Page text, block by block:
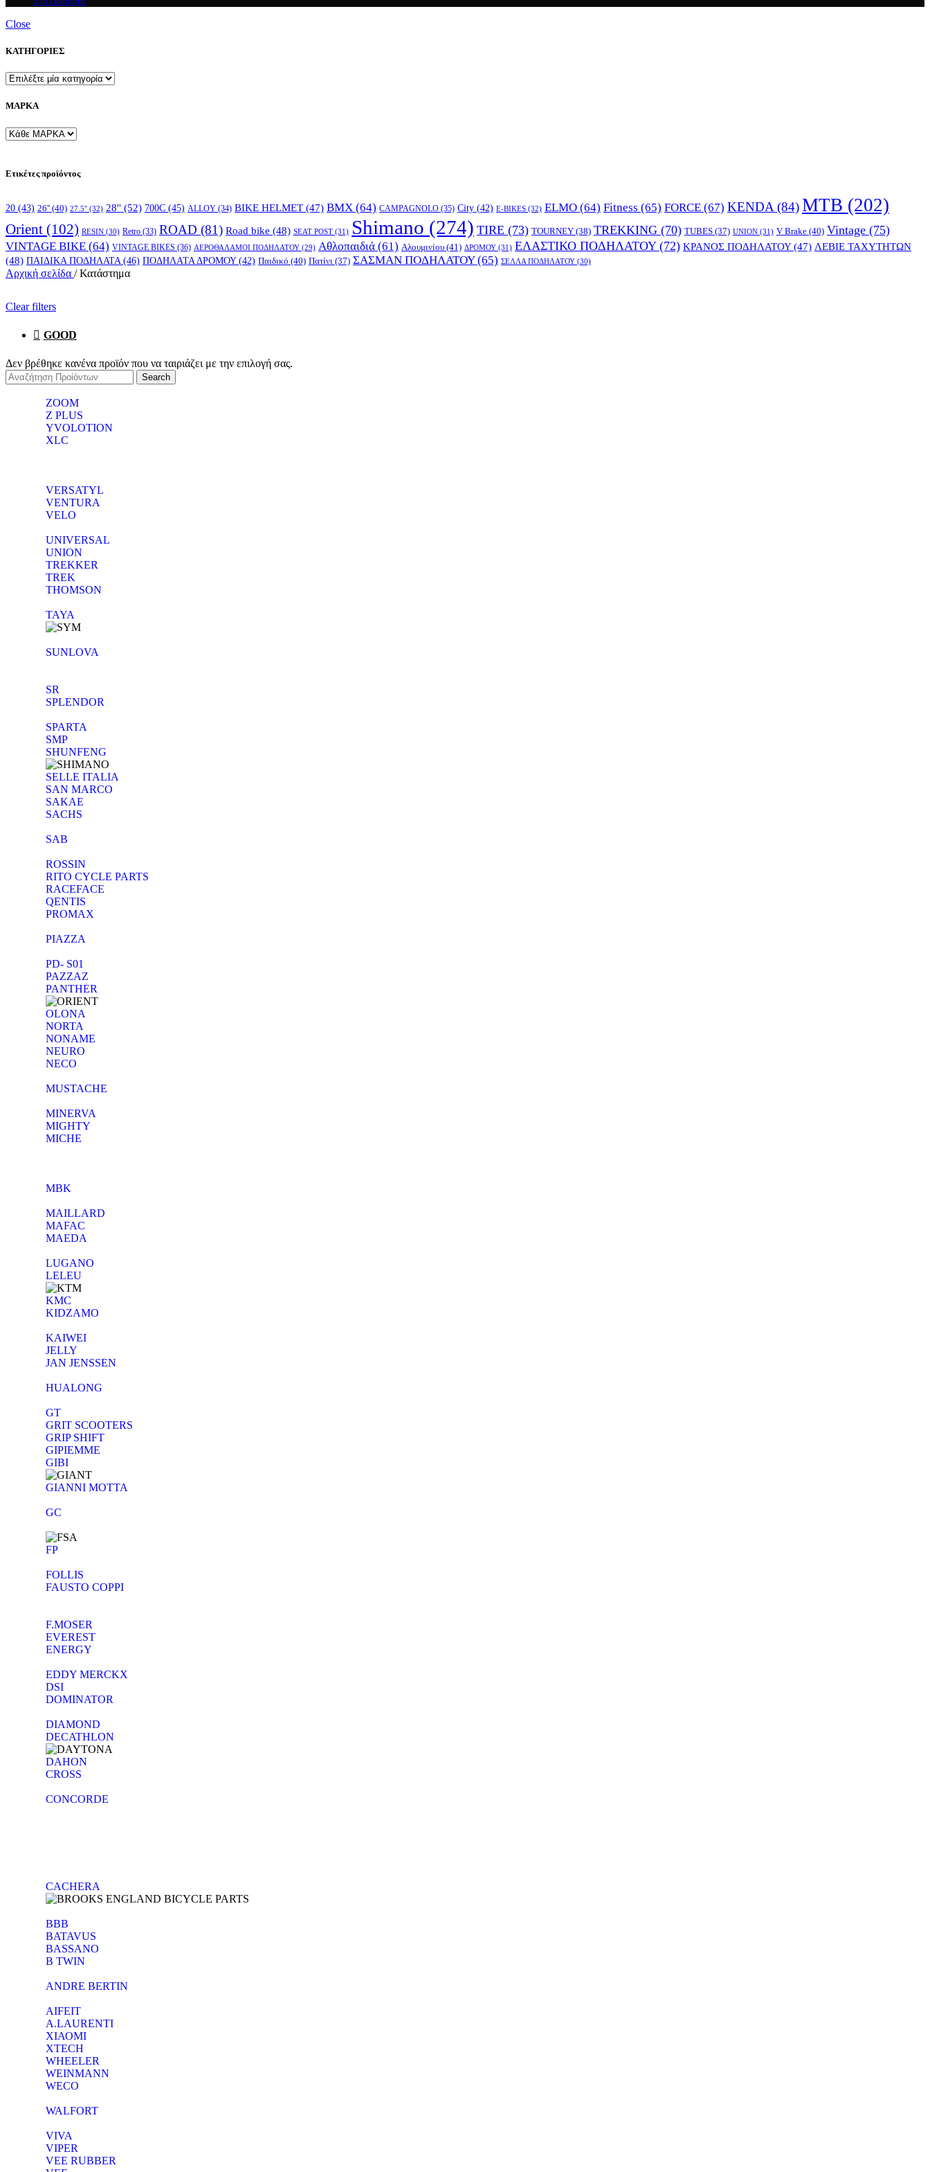
Close
ΚΑΤΗΓΟΡΙΕΣ
ΜΑΡΚΑ
Ετικέτες προϊόντος
20 (43) 26'' (40) 27.5'' (32) 28'' (52) 700C (45) ALLOY (34) BIKE HELMET (47) BMX (64) CAMPAGNOLO (35) City (42) E-BIKES (32) ELMO (64) Fitness (65) FORCE (67) KENDA (84)MTB (202)
Orient (102) RESIN (30) Retro (33) ROAD (81) Road bike (48) SEAT POST (31) Shimano (274) TIRE (73) TOURNEY (38) TREKKING (70) TUBES (37) UNION (31) V Brake (40) Vintage (75)
VINTAGE BIKE (64) VINTAGE BIKES (36) ΑΕΡΟΘΑΛΑΜΟΙ ΠΟΔΗΛΑΤΟΥ (29) Αθλοπαιδιά (61) Αλουμινίου (41) ΔΡΟΜΟΥ (31) ΕΛΑΣΤΙΚΟ ΠΟΔΗΛΑΤΟΥ(72) ΚΡΑΝΟΣ ΠΟΔΗΛΑΤΟΥ(47) ΛΕΒΙΕ ΤΑΧΥΤΗΤΩΝ
(48) ΠΑΙΔΙΚΑ ΠΟΔΗΛΑΤΑ (46) ΠΟΔΗΛΑΤΑ ΔΡΟΜΟΥ(42) Παιδικό (40) Πατίνι (37) ΣΑΣΜΑΝ ΠΟΔΗΛΑΤΟΥ(65) ΣΕΛΛΑ ΠΟΔΗΛΑΤΟΥ (30)
Αρχική σελίδα / Κατάστημα
Clear filters
GOOD
Δεν βρέθηκε κανένα προϊόν που να ταιριάζει με την επιλογή σας.
Search
ZOOM
Z PLUS
YVOLOTION
XLC
VERSATYL
VENTURA
VELO
UNIVERSAL
UNION
TREKKER
TREK
THOMSON
TAYA
SUNLOVA
SR
SPLENDOR
SPARTA
SMP
SHUNFENG
SELLE ITALIA
SAN MARCO
SAKAE
SACHS
SAB
ROSSIN
RITO CYCLE PARTS
RACEFACE
QENTIS
PROMAX
PIAZZA
PD- S01
PAZZAZ
PANTHER
OLONA
NORTA
NONAME
NEURO
NECO
MUSTACHE
MINERVA
MIGHTY
MICHE
MBK
MAILLARD
MAFAC
MAEDA
LUGANO
LELEU
KMC
KIDZAMO
KAIWEI
JELLY
JAN JENSSEN
HUALONG
GT
GRIT SCOOTERS
GRIP SHIFT
GIPIEMME
GIBI
GIANNI MOTTA
GC
FP
FOLLIS
FAUSTO COPPI
F.MOSER
EVEREST
ENERGY
EDDY MERCKX
DSI
DOMINATOR
DIAMOND
DECATHLON
DAHON
CROSS
CONCORDE
CACHERA
BBB
BATAVUS
BASSANO
B TWIN
ANDRE BERTIN
AIFEIT
A.LAURENTI
ΧΙΑΟΜΙ
XTECH
WHEELER
WEINMANN
WECO
WALFORT
VIVA
VIPER
VEE RUBBER